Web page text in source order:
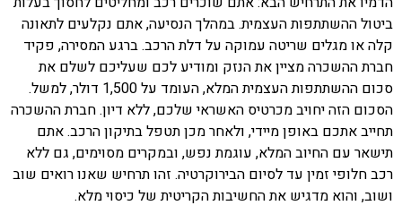
ביטול ההשתתפות העצמית. במהלך הנסיעה, אתם נקלעים לתאונה
קלה או מגלים שריטה עמוקה על דלת הרכב. ברגע המסירה, פקיד
חברת ההשכרה מציין את הנזק ומודיע לכם שעליכם לשלם את
סכום ההשתתפות העצמית המלא, העומד על 1,500 דולר, למשל.
הסכום הזה יחויב מכרטיס האשראי שלכם, ללא דיון. חברת ההשכרה
תחייב אתכם באופן מיידי, ולאחר מכן תטפל בתיקון הרכב. אתם
תישאר עם החיוב המלא, עוגמת נפש, ובמקרים מסוימים, גם ללא
רכב חלופי זמין עד לסיום הבירוקרטיה. זהו תרחיש שאנו רואים שוב
ושוב, והוא מדגיש את החשיבות הקריטית של כיסוי מלא.